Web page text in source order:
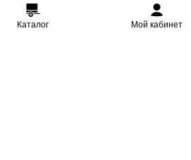
Каталог Мой кабинет